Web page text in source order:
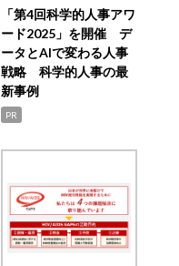
「第4回科学的人事アワ
ード2025」を開催 デ
ータとAIで変わる人事
戦略 科学的人事の最
新事例
PR